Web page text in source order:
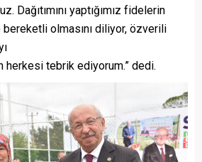
Dağıtımını yaptığımız fidelerin
bereketli olmasını diliyor, özverili
herkesi tebrik ediyorum.” dedi.